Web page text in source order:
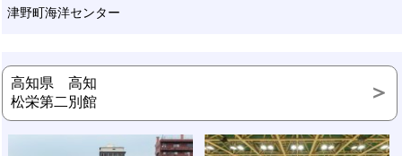
津野町海洋センター
高知県 高知
松栄第二別館